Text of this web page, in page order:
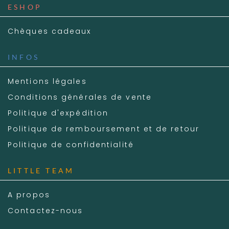
ESHOP
Chèques cadeaux
INFOS
Mentions légales
Conditions générales de vente
Politique d'expédition
Politique de remboursement et de retour
Politique de confidentialité
LITTLE TEAM
A propos
Contactez-nous